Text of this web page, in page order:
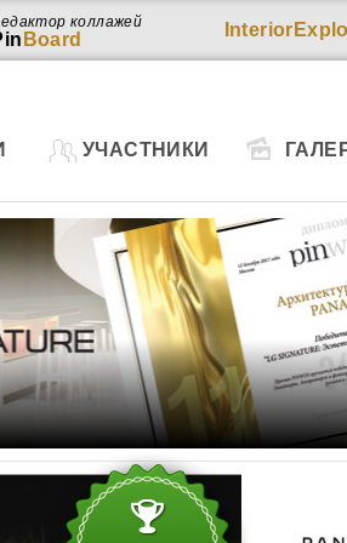
коллажей
Board
УЧАСТНИКИ